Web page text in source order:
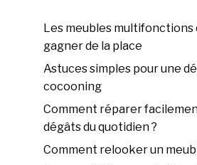
Les meubles multifonctions
gagner de la place
Astuces simples pour une
cocooning
Comment réparer
dégâts du quotidien ?
Comment relooker un